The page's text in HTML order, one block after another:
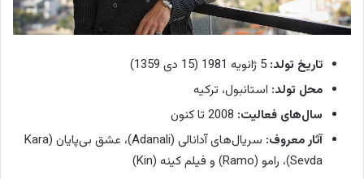
تاریخ تولد:
محل تولد: استانبول، ترکیه
سال‌های فعالیت:
آثار معروف:
سریال‌های آدانالی (Adanali)، عشق بی‌پایان (Kara
Sevda)، رامو (Ramo) و فیلم کینه (Kin)